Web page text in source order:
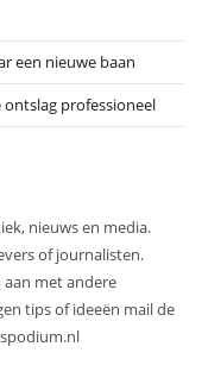
een nieuwe baan
ontslag professioneel
nieuws en media.
of journalisten.
aan met andere
tips of ideeën mail de